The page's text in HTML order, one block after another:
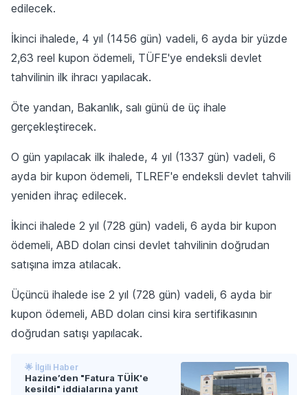
edilecek.
İkinci ihalede, 4 yıl (1456 gün) vadeli, 6 ayda bir yüzde
2,63 reel kupon ödemeli, TÜFE'ye endeksli devlet
tahvilinin ilk ihracı yapılacak.
Öte yandan, Bakanlık, salı günü de üç ihale
gerçekleştirecek.
O gün yapılacak ilk ihalede, 4 yıl (1337 gün) vadeli, 6
ayda bir kupon ödemeli, TLREF'e endeksli devlet tahvili
yeniden ihraç edilecek.
İkinci ihalede 2 yıl (728 gün) vadeli, 6 ayda bir kupon
ödemeli, ABD doları cinsi devlet tahvilinin doğrudan
satışına imza atılacak.
Üçüncü ihalede ise 2 yıl (728 gün) vadeli, 6 ayda bir
kupon ödemeli, ABD doları cinsi kira sertifikasının
doğrudan satışı yapılacak.
🌟 İlgili Haber
Hazine’den "Fatura TÜİK'e
kesildi" iddialarına yanıt